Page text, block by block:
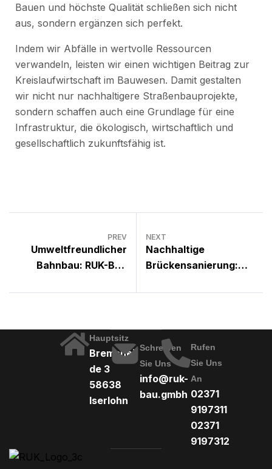
Bauen und höchste Qualität schließen sich nicht
aus, sondern ergänzen sich perfekt.
Indem wir Abfälle in wertvolle Ressourcen
verwandeln, leisten wir einen wichtigen Beitrag zur
Kreislaufwirtschaft im Bauwesen. Damit gestalten
wir nicht nur nachhaltigere Straßenbauprojekte,
sondern schaffen auch eine Grundlage für eine
Infrastruktur, die ökologisch, wirtschaftlich und
gesellschaftlich zukunftsfähig ist.
PREV
Umweltfreundlicher
Bahnbau: RUK-Bau
ökologische und
Technologien
NEXT
Nachhaltige
Brückensanierung:
bedrohte Vogelarten
Nistkästen
Hauptsitz
Bremshei
de 3
58638
Iserlohn
Schreiben
Sie Uns
info@ruk-
bau.gmbh
Rufen
Sie Uns
An
02371
9197311
02371
9197312